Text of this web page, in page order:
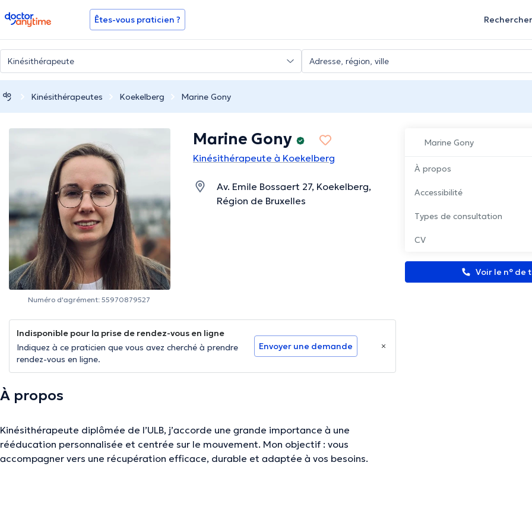
doctoranytime Êtes-vous praticien ? Rechercher
Kinésithérapeutes Koekelberg Marine Gony
Marine Gony
À propos
Accessibilité
Types de consultation
CV
Voir le n° de
Numéro d'agrément: 55970879527
Marine Gony
Kinésithérapeute à Koekelberg
Av. Emile Bossaert 27, Koekelberg,
Région de Bruxelles
Indisponible pour la prise de rendez-vous en ligne
Indiquez à ce praticien que vous avez cherché à prendre
rendez-vous en ligne.
Envoyer une demande
À propos
Kinésithérapeute diplômée de l’ULB, j’accorde une grande importance à une
rééducation personnalisée et centrée sur le mouvement. Mon objectif : vous
accompagner vers une récupération efficace, durable et adaptée à vos besoins.